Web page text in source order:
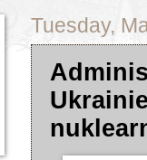
Tuesday,